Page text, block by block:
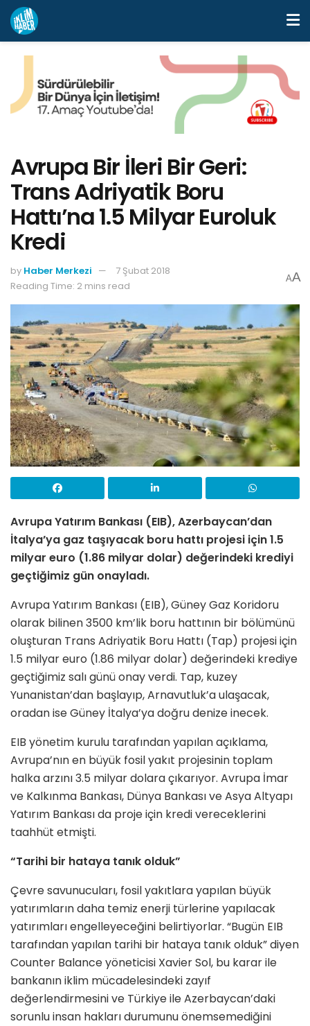
Avrupa Bir İleri Bir Geri:
Trans Adriyatik Boru
Hattı’na 1.5 Milyar Euroluk
Kredi
by Haber Merkezi
7 Şubat 2018
Reading Time: 2 mins read
AA
Avrupa Yatırım Bankası (EIB), Azerbaycan’dan
İtalya’ya gaz taşıyacak boru hattı projesi için 1.5
milyar euro (1.86 milyar dolar) değerindeki krediyi
geçtiğimiz gün onayladı.
Avrupa Yatırım Bankası (EIB), Güney Gaz Koridoru
olarak bilinen 3500 km’lik boru hattının bir bölümünü
oluşturan Trans Adriyatik Boru Hattı (Tap) projesi için
1.5 milyar euro (1.86 milyar dolar) değerindeki krediye
geçtiğimiz salı günü onay verdi. Tap, kuzey
Yunanistan’dan başlayıp, Arnavutluk’a ulaşacak,
oradan ise Güney İtalya’ya doğru denize inecek.
EIB yönetim kurulu tarafından yapılan açıklama,
Avrupa’nın en büyük fosil yakıt projesinin toplam
halka arzını 3.5 milyar dolara çıkarıyor. Avrupa İmar
ve Kalkınma Bankası, Dünya Bankası ve Asya Altyapı
Yatırım Bankası da proje için kredi vereceklerini
taahhüt etmişti.
“Tarihi bir hataya tanık olduk”
Çevre savunucuları, fosil yakıtlara yapılan büyük
yatırımların daha temiz enerji türlerine yapılacak
yatırımları engelleyeceğini belirtiyorlar. “Bugün EIB
tarafından yapılan tarihi bir hataya tanık olduk” diyen
Counter Balance yöneticisi Xavier Sol, bu karar ile
bankanın iklim mücadelesindeki zayıf
değerlendirmesini ve Türkiye ile Azerbaycan’daki
sorunlu insan hakları durumunu önemsemediğini